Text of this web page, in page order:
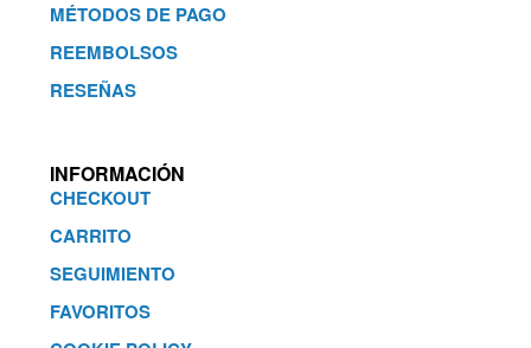
MÉTODOS DE PAGO
REEMBOLSOS
RESEÑAS
INFORMACIÓN
CHECKOUT
CARRITO
SEGUIMIENTO
FAVORITOS